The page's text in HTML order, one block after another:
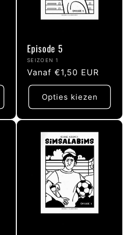
Episode 5
Verkoper:
SEIZOEN 1
Normale
prijs
Vanaf €1,50 EUR
Opties kiezen